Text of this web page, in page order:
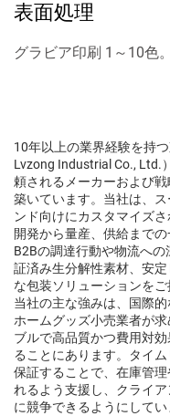
表面処理
グラビア印刷 1～10色。
10年以上の業界経験を持
Lvzong Industrial Co., Ltd.
頼されるメーカーおよび
築いています。当社は、
ンド向けにカスタマイズ
開発から量産、供給まで
B2Bの調達行動や物流へ
証済み生分解性素材、安
な包装ソリューションをご
当社の主な強みは、国際
ホームグッズ小売業者が
ブルで高品質かつ費用対
ることにあります。タイ
保証することで、在庫管
れるよう支援し、クライ
に競争できるようにしてい